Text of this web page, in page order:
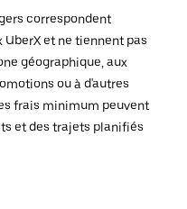
correspondent
et ne tiennent pas
géographique, aux
ou à d'autres
frais minimum peuvent
et des trajets planifiés